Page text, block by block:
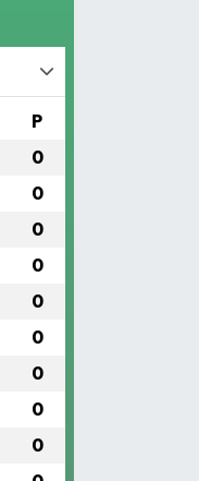
P
0
0
0
0
0
0
0
0
0